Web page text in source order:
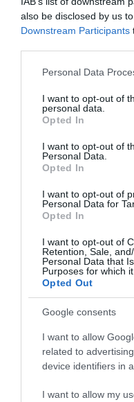
also be disclosed by us
Downstream Participants
Please note that this
not limited to your visit
grant or deny consent to
use your data for below
consent section.
Personal Data
I want to opt-out of
personal data.
Opted In
I want to opt-out of
Personal Data.
Opted In
I want to opt-out of
Personal Data for
Opted In
I want to opt-out of
Retention, Sale,
Personal Data that
Purposes for which
Opted Out
Google consents
I want to allow
related to
device identifiers in
I want to allow my
9.Szivós Ábel
1. Képes Attila
3. Horváth
4. Juhász Sándor
indexkép: Lánárt
Ne maradjon le a
bennünket az EGRI
VISSZA A